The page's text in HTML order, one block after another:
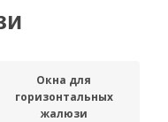
Окна для
горизонтальных
жалюзи